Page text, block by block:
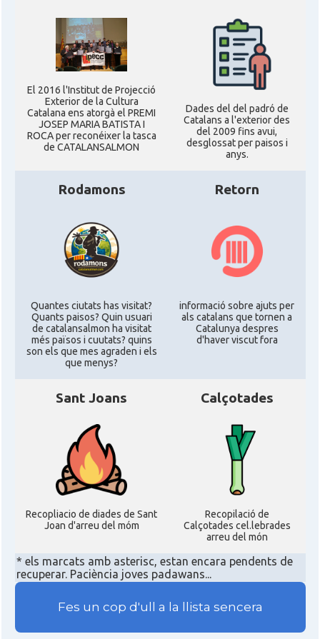
El 2016 l'Institut de Projecció
Exterior de la Cultura
Catalana ens atorgà el PREMI
JOSEP MARIA BATISTA I
ROCA per reconéixer la tasca
de CATALANSALMON
Dades del del padró de
Catalans a l'exterior des
del 2009 fins avui,
desglossat per paisos i
anys.
Rodamons
Quantes ciutats has visitat?
Quants paisos? Quin usuari
de catalansalmon ha visitat
més països i cuutats? quins
son els que mes agraden i els
que menys?
Retorn
informació sobre ajuts per
als catalans que tornen a
Catalunya despres
d'haver viscut fora
Sant Joans
Recopliacio de diades de Sant
Joan d'arreu del móm
Calçotades
Recopilació de
Calçotades cel.lebrades
arreu del món
* els marcats amb asterisc, estan encara pendents de
recuperar. Paciència joves padawans...
Fes un cop d'ull a la llista sencera